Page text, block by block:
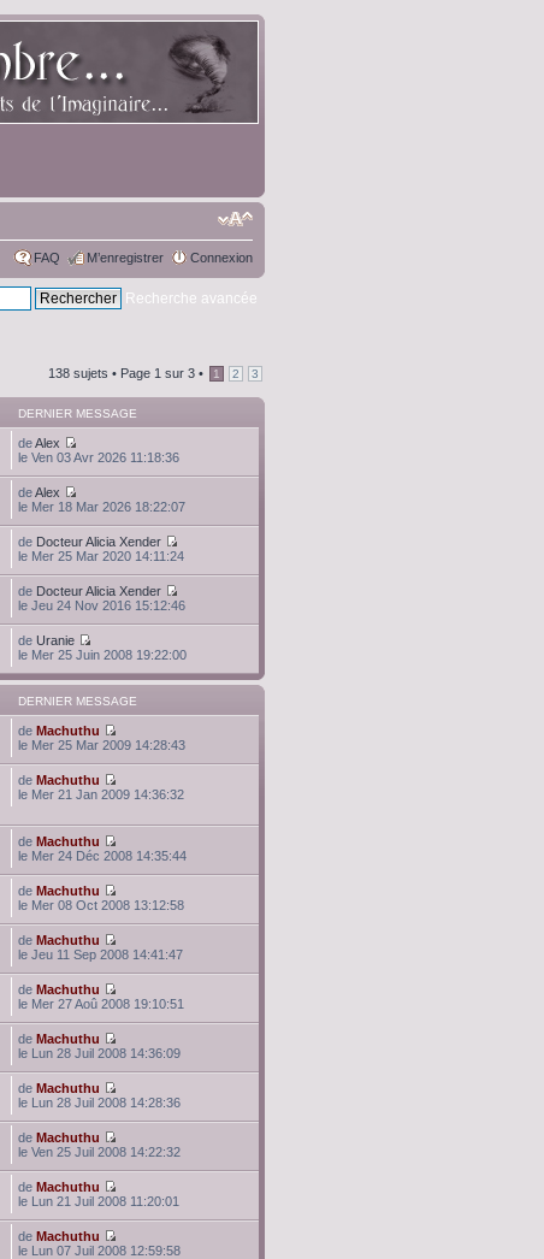
FAQ M’enregistrer Connexion
Recherche avancée
138 sujets • Page 1 sur 3 • 1 2 3
DERNIER MESSAGE
deAlex
le Ven 03 Avr 2026 11:18:36
deAlex
le Mer 18 Mar 2026 18:22:07
de Docteur Alicia Xender
le Mer 25 Mar 2020 14:11:24
de Docteur Alicia Xender
le Jeu 24 Nov 2016 15:12:46
de Uranie
le Mer 25 Juin 2008 19:22:00
DERNIER MESSAGE
de Machuthu
le Mer 25 Mar 2009 14:28:43
de Machuthu
le Mer 21 Jan 2009 14:36:32
de Machuthu
le Mer 24 Déc 2008 14:35:44
de Machuthu
le Mer 08 Oct 2008 13:12:58
de Machuthu
le Jeu 11 Sep 2008 14:41:47
de Machuthu
le Mer 27 Aoû 2008 19:10:51
de Machuthu
le Lun 28 Juil 2008 14:36:09
de Machuthu
le Lun 28 Juil 2008 14:28:36
de Machuthu
le Ven 25 Juil 2008 14:22:32
de Machuthu
le Lun 21 Juil 2008 11:20:01
de Machuthu
le Lun 07 Juil 2008 12:59:58